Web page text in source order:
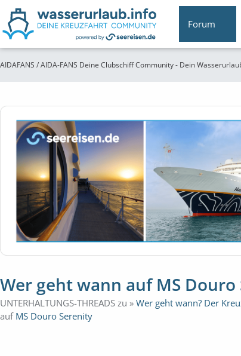
Forum
AIDAFANS / AIDA-FANS Deine Clubschiff Community - Dein
Wer geht wann auf MS
UNTERHALTUNGS-THREADS zu » Wer geht wann? Der
auf MS Douro Serenity